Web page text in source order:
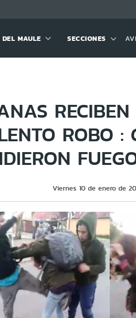
MAULE SECCIONES
ROBO :
Viernes 10 de enero de